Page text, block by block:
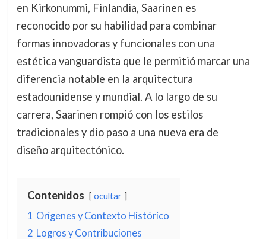
en Kirkonummi, Finlandia, Saarinen es
reconocido por su habilidad para combinar
formas innovadoras y funcionales con una
estética vanguardista que le permitió marcar una
diferencia notable en la arquitectura
estadounidense y mundial. A lo largo de su
carrera, Saarinen rompió con los estilos
tradicionales y dio paso a una nueva era de
diseño arquitectónico.
Contenidos ocultar
1 Orígenes y Contexto Histórico
2 Logros y Contribuciones